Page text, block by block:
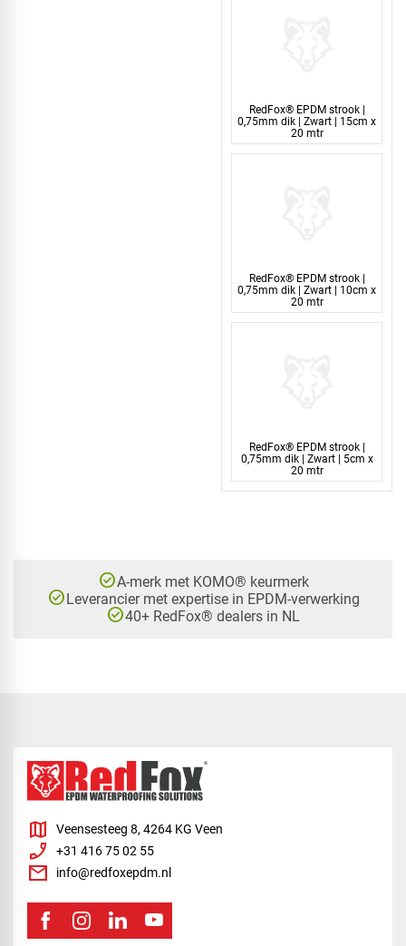
RedFox® EPDM strook |
0,75mm dik | Zwart | 15cm x
20 mtr
RedFox® EPDM strook |
0,75mm dik | Zwart | 10cm x
20 mtr
RedFox® EPDM strook |
0,75mm dik | Zwart | 5cm x
20 mtr
check_circleA-merk met KOMO® keurmerk
check_circleLeverancier met expertise in EPDM-verwerking
check_circle40+ RedFox® dealers in NL
map Veensesteeg 8, 4264 KG Veen
phone_enabled +31 416 75 02 55
mail info@redfoxepdm.nl